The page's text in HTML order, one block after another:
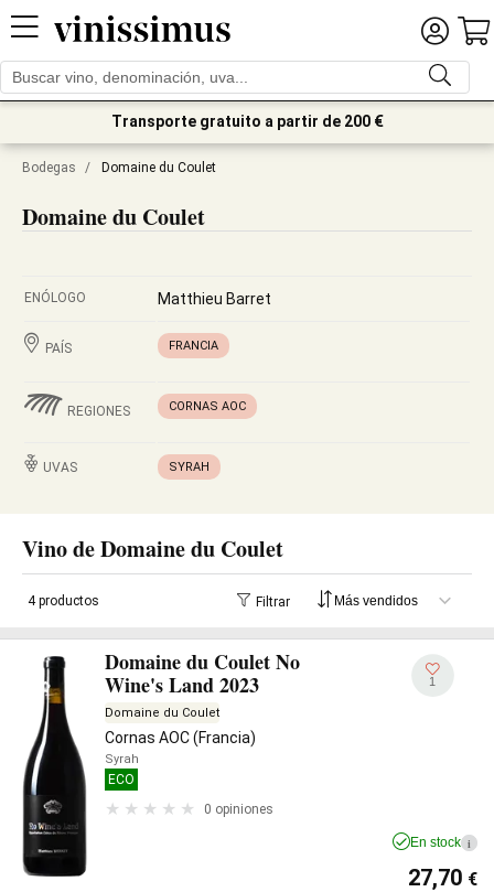
Transporte gratuito a partir de 200 €
Bodegas / Domaine du Coulet
Domaine du Coulet
ENÓLOGO Matthieu Barret
PAÍS FRANCIA
REGIONES CORNAS AOC
UVAS SYRAH
Vino de Domaine du Coulet
4 productos Filtrar
Domaine du Coulet No
Wine's Land 2023
Domaine du Coulet
Cornas AOC (Francia)
Syrah
ECO
0 opiniones
1
En stock i
27,70 €